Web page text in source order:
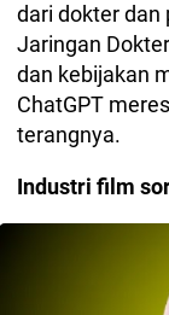
dari dokter dan
Jaringan
dan kebijakan
ChatGPT
terangnya.
Industri film